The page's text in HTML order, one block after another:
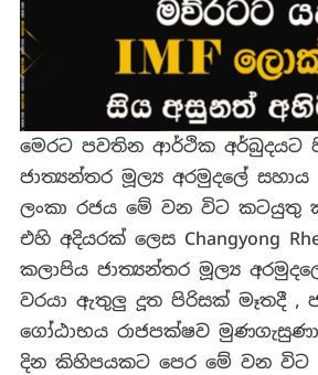
මෙරට පවතින ආර්ථික අර්බුදයට
ජාත්‍යන්තර මූල්‍ය අරමුදලේ සහාය
ලංකා රජය මේ වන විට කටයුතු
එහි අදියරක් ලෙස Changyong
කලාපිය ජාත්‍යන්තර මූල්‍ය
වරයා ඇතුලු දූත පිරිසක් මෑතදී ,
ගෝඨාභය රාජපක්ෂව
දින කිහිපයකට පෙර මේ වන විට